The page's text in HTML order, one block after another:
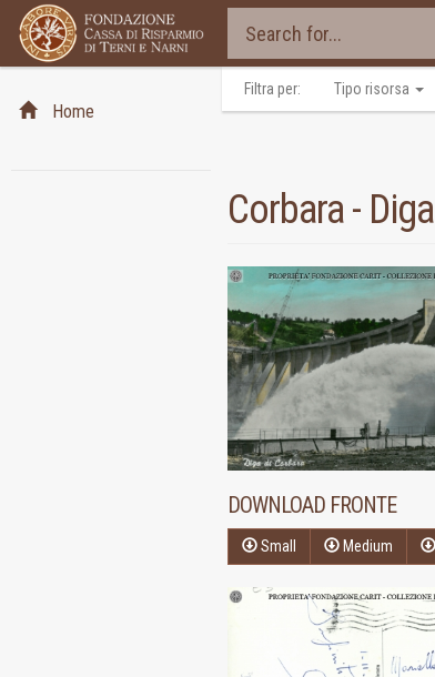
Home
Filtra per: Tipo risorsa
Corbara - Diga
DOWNLOAD FRONTE
Small Medium